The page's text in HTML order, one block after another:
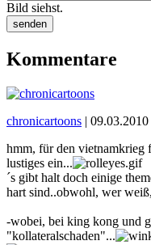
Bild siehst.
senden
Kommentare
chronicartoons |
hmm, für den vietnamkrieg
lustiges ein...
´s gibt halt doch einige
hart sind..obwohl, wer
-wobei, bei king kong und
"kollateralschaden"...